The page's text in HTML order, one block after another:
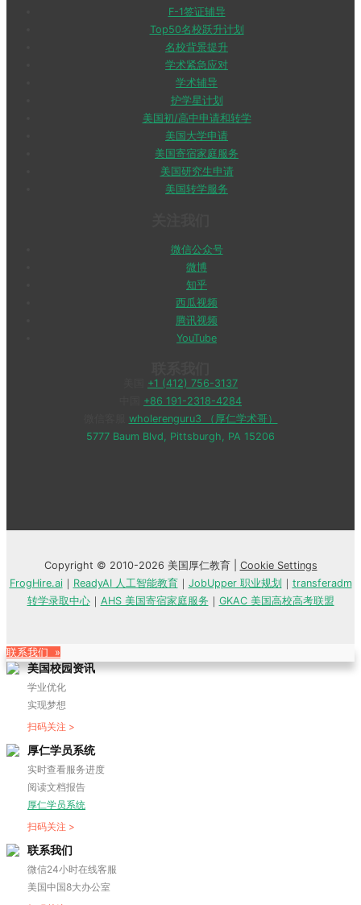
F-1签证辅导
Top50名校跃升计划
名校背景提升
学术紧急应对
学术辅导
护学星计划
美国初/高中申请和转学
美国大学申请
美国寄宿家庭服务
美国研究生申请
美国转学服务
微信公众号
微博
知乎
西瓜视频
腾讯视频
YouTube
+1 (412) 756-3137
+86 191-2318-4284
wholerenguru3 （厚仁学术哥）
5777 Baum Blvd, Pittsburgh, PA 15206
Copyright © 2010-2026 美国厚仁教育 | Cookie Settings
FrogHire.ai｜ ReadyAI 人工智能教育｜ JobUpper 职业规划 ｜ transferadm
转学录取中心｜ AHS 美国寄宿家庭服务 ｜ GKAC 美国高校高考联盟
联系我们 »
美国校园资讯
学业优化
实现梦想
扫码关注 >
厚仁学员系统
实时查看服务进度
阅读文档报告
厚仁学员系统
扫码关注 >
联系我们
微信24小时在线客服
美国中国8大办公室